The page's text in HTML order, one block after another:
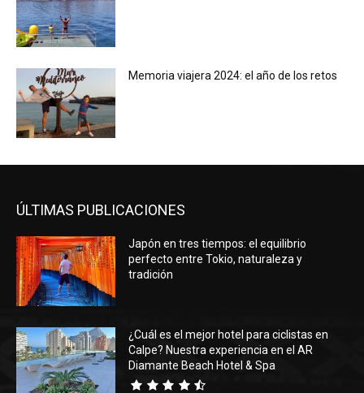
Memoria viajera 2024: el año de los retos
ÚLTIMAS PUBLICACIONES
Japón en tres tiempos: el equilibrio
perfecto entre Tokio, naturaleza y
tradición
¿Cuál es el mejor hotel para ciclistas en
Calpe? Nuestra experiencia en el AR
Diamante Beach Hotel & Spa